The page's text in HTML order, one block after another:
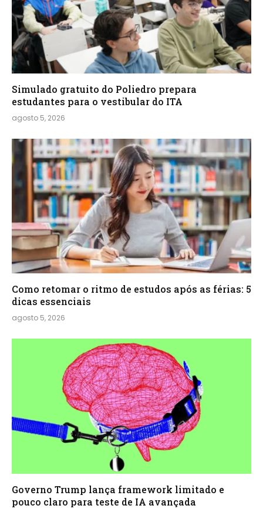
Simulado gratuito do Poliedro prepara
estudantes para o vestibular do ITA
agosto 5, 2026
Como retomar o ritmo de estudos após as férias: 5
dicas essenciais
agosto 5, 2026
Governo Trump lança framework limitado e
pouco claro para teste de IA avançada